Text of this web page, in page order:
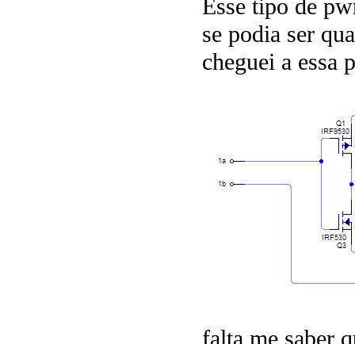
Esse tipo de
se podia ser
cheguei a essa
falta me saber